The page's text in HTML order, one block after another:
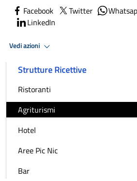
Facebook Twitter
LinkedIn
Vedi azioni
Strutture Ricettive
Ristoranti
Agriturismi
Hotel
Aree Pic Nic
Bar